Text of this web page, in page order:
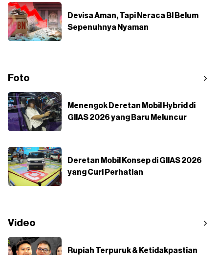
Devisa Aman, Tapi Neraca BI Belum
Sepenuhnya Nyaman
Foto
Menengok Deretan Mobil Hybrid di
GIIAS 2026 yang Baru Meluncur
Deretan Mobil Konsep di GIIAS 2026
yang Curi Perhatian
Video
Rupiah Terpuruk & Ketidakpastian